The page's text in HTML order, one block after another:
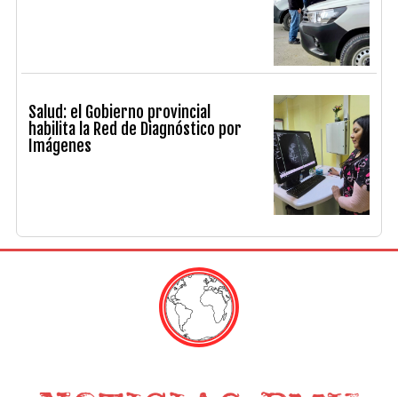
Salud: el Gobierno provincial
habilita la Red de Diagnóstico por
Imágenes